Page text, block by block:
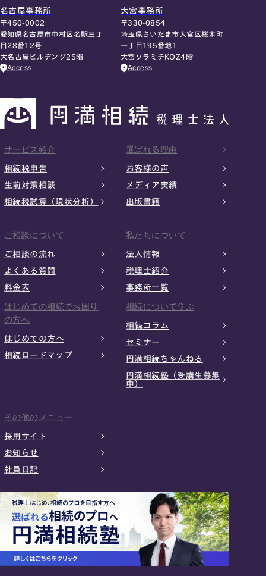
名古屋事務所
〒450-0002
愛知県名古屋市中村区名駅三丁
目28番12号
大名古屋ビルヂング25階
Access
大宮事務所
〒330-0854
埼玉県さいたま市大宮区桜木町
一丁目195番地1
大宮ソラミチKOZ4階
Access
サービス紹介
相続税申告
生前対策相談
相続税試算（現状分析）
選ばれる理由
お客様の声
メディア実績
出版書籍
ご相談について
ご相談の流れ
よくある質問
料金表
私たちについて
法人情報
税理士紹介
事務所一覧
はじめての相続でお困り
の方へ
はじめての方へ
相続ロードマップ
相続について学ぶ
相続コラム
セミナー
円満相続ちゃんねる
円満相続塾（受講生募集
中）
その他のメニュー
採用サイト
お知らせ
社員日記